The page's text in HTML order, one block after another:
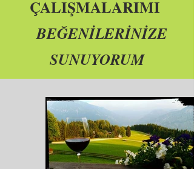
ÇALIŞMALARIMI
BEĞENİLERİNİZE
SUNUYORUM